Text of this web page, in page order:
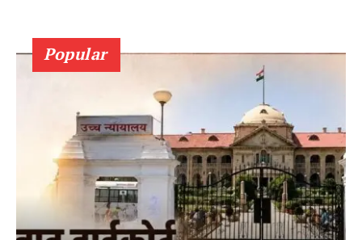
Popular